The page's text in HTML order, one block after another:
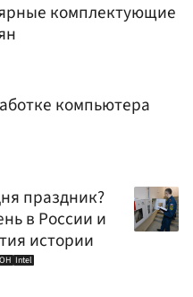
комплектующие
компьютера
праздник?
в России и
истории
Intel